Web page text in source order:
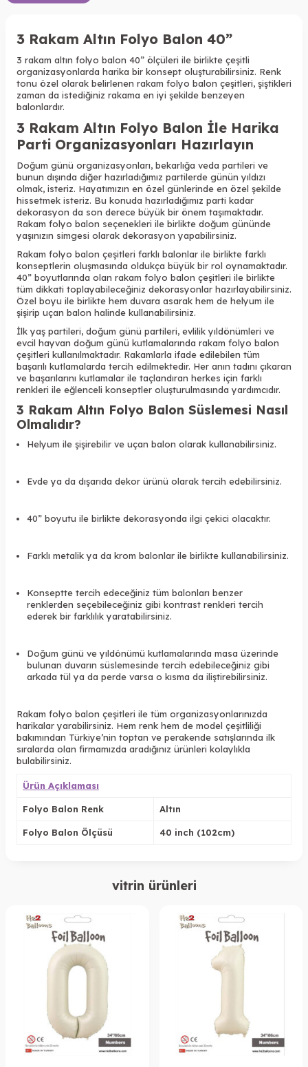
3 Rakam Altın Folyo Balon 40”
3 rakam altın folyo balon 40” ölçüleri ile birlikte çeşitli
organizasyonlarda harika bir konsept oluşturabilirsiniz. Renk
tonu özel olarak belirlenen rakam folyo balon çeşitleri, şiştikleri
zaman da istediğiniz rakama en iyi şekilde benzeyen
balonlardır.
3 Rakam Altın Folyo Balon İle Harika
Parti Organizasyonları Hazırlayın
Doğum günü organizasyonları, bekarlığa veda partileri ve
bunun dışında diğer hazırladığımız partilerde günün yıldızı
olmak, isteriz. Hayatımızın en özel günlerinde en özel şekilde
hissetmek isteriz. Bu konuda hazırladığımız parti kadar
dekorasyon da son derece büyük bir önem taşımaktadır.
Rakam folyo balon seçenekleri ile birlikte doğum gününde
yaşınızın simgesi olarak dekorasyon yapabilirsiniz.
Rakam folyo balon çeşitleri farklı balonlar ile birlikte farklı
konseptlerin oluşmasında oldukça büyük bir rol oynamaktadır.
40” boyutlarında olan rakam folyo balon çeşitleri ile birlikte
tüm dikkati toplayabileceğiniz dekorasyonlar hazırlayabilirsiniz.
Özel boyu ile birlikte hem duvara asarak hem de helyum ile
şişirip uçan balon halinde kullanabilirsiniz.
İlk yaş partileri, doğum günü partileri, evlilik yıldönümleri ve
evcil hayvan doğum günü kutlamalarında rakam folyo balon
çeşitleri kullanılmaktadır. Rakamlarla ifade edilebilen tüm
başarılı kutlamalarda tercih edilmektedir. Her anın tadını çıkaran
ve başarılarını kutlamalar ile taçlandıran herkes için farklı
renkleri ile eğlenceli konseptler oluşturulmasında yardımcıdır.
3 Rakam Altın Folyo Balon Süslemesi Nasıl
Olmalıdır?
Helyum ile şişirebilir ve uçan balon olarak kullanabilirsiniz.
Evde ya da dışarıda dekor ürünü olarak tercih edebilirsiniz.
40” boyutu ile birlikte dekorasyonda ilgi çekici olacaktır.
Farklı metalik ya da krom balonlar ile birlikte kullanabilirsiniz.
Konseptte tercih edeceğiniz tüm balonları benzer
renklerden seçebileceğiniz gibi kontrast renkleri tercih
ederek bir farklılık yaratabilirsiniz.
Doğum günü ve yıldönümü kutlamalarında masa üzerinde
bulunan duvarın süslemesinde tercih edebileceğiniz gibi
arkada tül ya da perde varsa o kısma da iliştirebilirsiniz.
Rakam folyo balon çeşitleri ile tüm organizasyonlarınızda
harikalar yarabilirsiniz. Hem renk hem de model çeşitliliği
bakımından Türkiye’nin toptan ve perakende satışlarında ilk
sıralarda olan firmamızda aradığınız ürünleri kolaylıkla
bulabilirsiniz.
Ürün Açıklaması
Folyo Balon Renk Altın
Folyo Balon Ölçüsü 40 inch (102cm)
vitrin ürünleri